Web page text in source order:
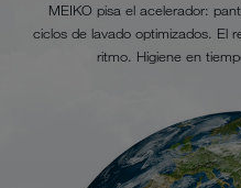
MEIKO pisa el acelerador:
ciclos de lavado optimizados. El
ritmo. Higiene en